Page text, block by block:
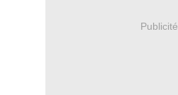
Publicité